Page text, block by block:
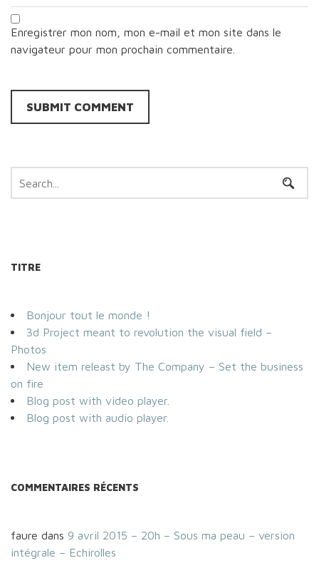
Enregistrer mon nom, mon e-mail et mon site dans le
navigateur pour mon prochain commentaire.
TITRE
Bonjour tout le monde !
3d Project meant to revolution the visual field –
Photos
New item releast by The Company – Set the business
on fire
Blog post with video player.
Blog post with audio player.
COMMENTAIRES RÉCENTS
faure dans 9 avril 2015 – 20h – Sous ma peau – version
intégrale – Echirolles